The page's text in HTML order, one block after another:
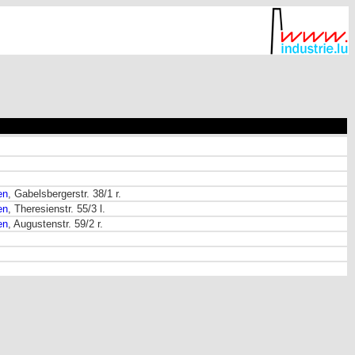
, Gabelsbergerstr. 38/1 r.
, Theresienstr. 55/3 l.
, Augustenstr. 59/2 r.